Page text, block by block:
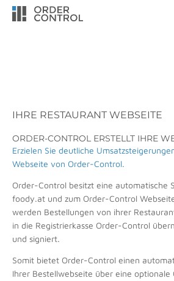
IHRE RESTAURANT WEBSEITE
ORDER-CONTROL ERSTELLT IHRE
Erzielen Sie deutliche
Webseite von Order-Control.
Order-Control besitzt eine automatische
foody.at und zum Order-Control
werden Bestellungen von ihrer
in die Registrierkasse Order-Control
und signiert.
Somit bietet Order-Control einen
Ihrer Bestellwebseite über eine optionale